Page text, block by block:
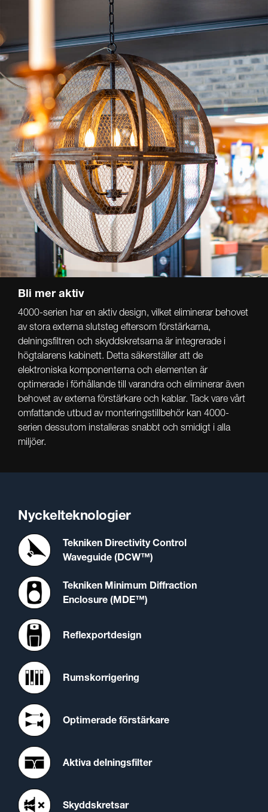
Bli mer aktiv
4000-serien har en aktiv design, vilket eliminerar behovet
av stora externa slutsteg eftersom förstärkarna,
delningsfiltren och skyddskretsarna är integrerade i
högtalarens kabinett. Detta säkerställer att de
elektroniska komponenterna och elementen är
optimerade i förhållande till varandra och eliminerar även
behovet av externa förstärkare och kablar. Tack vare vårt
omfattande utbud av monteringstillbehör kan 4000-
serien dessutom installeras snabbt och smidigt i alla
miljöer.
Nyckelteknologier
Tekniken Directivity Control
Waveguide (DCW™)
Tekniken Minimum Diffraction
Enclosure (MDE™)
Reflexportdesign
Rumskorrigering
Optimerade förstärkare
Aktiva delningsfilter
Skyddskretsar